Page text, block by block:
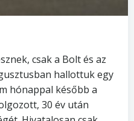
csak a Bolt és az
hallottuk egy
hónappal később a
30 év után